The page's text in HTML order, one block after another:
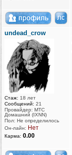
undead_crow
Стаж: 18 лет
Сообщений: 21
Провайдер: МТС
Домашний (IXNN)
Пол: Не определилось
Он-лайн: Нет
Карма: 0.00